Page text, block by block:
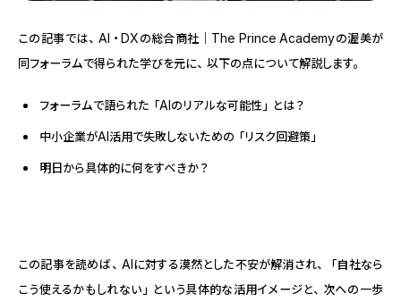
この記事では、AI・DXの総合商社｜The Prince Academyの渥美が
同フォーラムで得られた学びを元に、以下の点について解説します。
フォーラムで語られた「AIのリアルな可能性」とは？
中小企業がAI活用で失敗しないための「リスク回避策」
明日から具体的に何をすべきか？
この記事を読めば、AIに対する漠然とした不安が解消され、「自社なら
こう使えるかもしれない」という具体的な活用イメージと、次への一歩